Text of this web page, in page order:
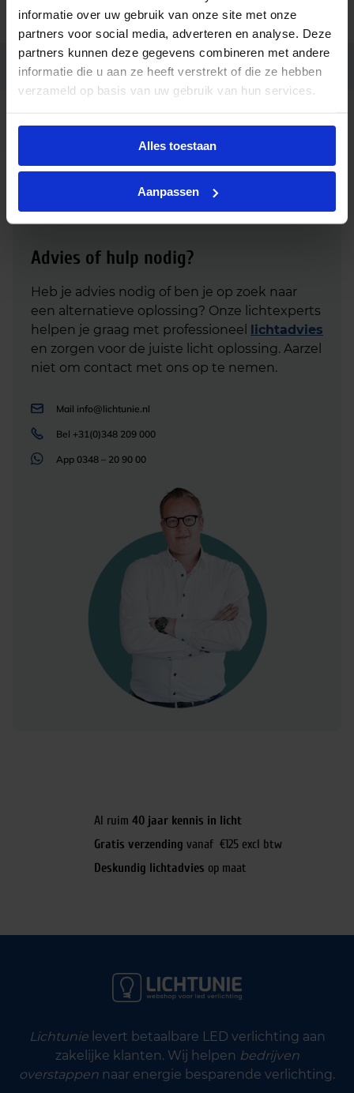
informatie over uw gebruik van onze site met onze
partners voor social media, adverteren en analyse. Deze
partners kunnen deze gegevens combineren met andere
informatie die u aan ze heeft verstrekt of die ze hebben
verzameld op basis van uw gebruik van hun services.
Alles toestaan
Aanpassen
Code 87500827
Ean code 9006210696492
ADV3
Advies of hulp nodig?
Heb je advies nodig of ben je op zoek naar
een alternatieve oplossing? Onze lichtexperts
helpen je graag met professioneel lichtadvies
en zorgen voor de juiste licht oplossing. Aarzel
niet om contact met ons op te nemen.
Mail info@lichtunie.nl
Bel +31(0)348 209 000
App 0348 – 20 90 00
Al ruim 40 jaar kennis in licht
Gratis verzending vanaf €125 excl btw
Deskundig lichtadvies op maat
Lichtunielevert betaalbare LED verlichting aan
zakelijke klanten. Wij helpen bedrijven
overstappen naar energie besparende verlichting.